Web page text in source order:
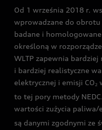
Audi exclusive
Od 1 września 2018 r.
wprowadzane do obrotu
badane i
określoną w
WLTP zapewnia
i bardziej realistyczne
elektrycznej i emisji CO2
to tej pory metody
wartości zużycia paliwa/
są danymi zgodnymi ze